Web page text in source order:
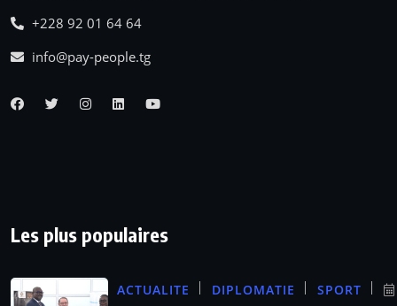
+228 92 01 64 64
info@pay-people.tg
Les plus populaires
ACTUALITE DIPLOMATIE SPORT